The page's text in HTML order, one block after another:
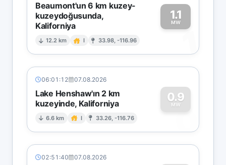
Beaumont'un 6 km kuzey-
kuzeydoğusunda,
Kaliforniya
12.2 km I 33.98, -116.96
1.1
MW
1
06:01:12 07.08.2026
Lake Henshaw'ın 2 km
kuzeyinde, Kaliforniya
6.6 km I 33.26, -116.76
0.9
MW
0
02:51:40 07.08.2026